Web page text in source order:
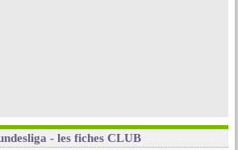
- les fiches CLUB